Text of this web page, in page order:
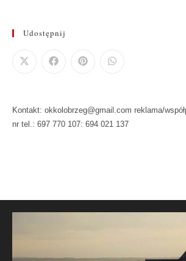
Udostępnij
Kontakt: okkolobrzeg@gmail.com reklama/
nr tel.: 697 770 107: 694 021 137